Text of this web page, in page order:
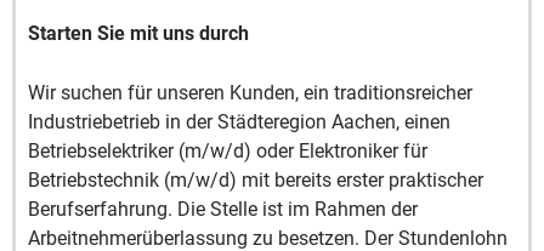
Starten Sie mit uns durch
Wir suchen für unseren Kunden, ein traditionsreicher
Industriebetrieb in der Städteregion Aachen, einen
Betriebselektriker (m/w/d) oder Elektroniker für
Betriebstechnik (m/w/d) mit bereits erster praktischer
Berufserfahrung. Die Stelle ist im Rahmen der
Arbeitnehmerüberlassung zu besetzen. Der Stundenlohn